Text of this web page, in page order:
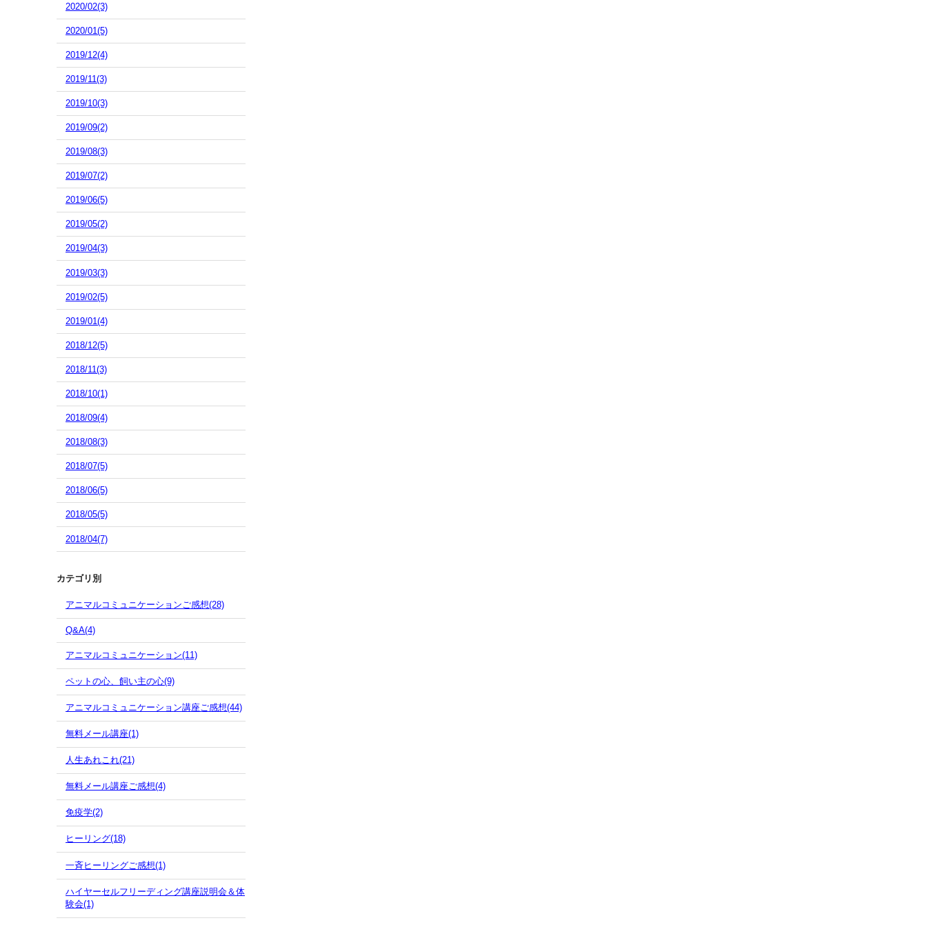
2020/02(3)
2020/01(5)
2019/12(4)
2019/11(3)
2019/10(3)
2019/09(2)
2019/08(3)
2019/07(2)
2019/06(5)
2019/05(2)
2019/04(3)
2019/03(3)
2019/02(5)
2019/01(4)
2018/12(5)
2018/11(3)
2018/10(1)
2018/09(4)
2018/08(3)
2018/07(5)
2018/06(5)
2018/05(5)
2018/04(7)
カテゴリ別
アニマルコミュニケーションご感想(28)
Q&A(4)
アニマルコミュニケーション(11)
ペットの心、飼い主の心(9)
アニマルコミュニケーション講座ご感想(44)
無料メール講座(1)
人生あれこれ(21)
無料メール講座ご感想(4)
免疫学(2)
ヒーリング(18)
一斉ヒーリングご感想(1)
ハイヤーセルフリーディング講座説明会＆体
験会(1)